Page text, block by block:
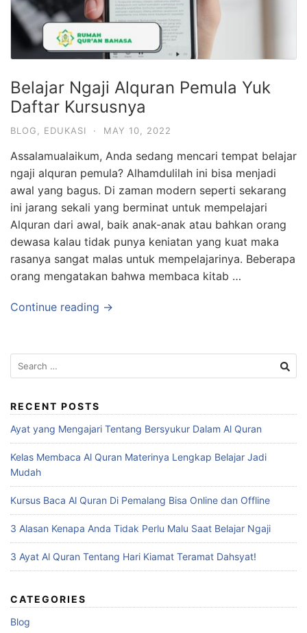
Belajar Ngaji Alquran Pemula Yuk
Daftar Kursusnya
BLOG EDUKASI · MAY 10, 2022
Assalamualaikum, Anda sedang mencari tempat belajar
ngaji alquran pemula? Alhamdulilah ini bisa menjadi
awal yang bagus. Di zaman modern seperti sekarang
ini jarang sekali yang berminat untuk mempelajari
Alquran dari awal, baik anak-anak atau bahkan orang
dewasa kalau tidak punya keniatan yang kuat maka
rasanya sangat malas untuk mempelajarinya. Beberapa
orang mengatakan bahwa membaca kitab …
Continue reading →
Search
for:
RECENT POSTS
Ayat yang Mengajari Tentang Bersyukur Dalam Al Quran
Kelas Membaca Al Quran Materinya Lengkap Belajar Jadi
Mudah
Kursus Baca Al Quran Di Pemalang Bisa Online dan Offline
3 Alasan Kenapa Anda Tidak Perlu Malu Saat Belajar Ngaji
3 Ayat Al Quran Tentang Hari Kiamat Teramat Dahsyat!
CATEGORIES
Blog